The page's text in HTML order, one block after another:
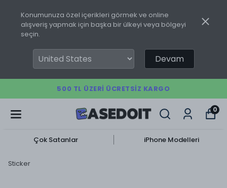
Konumunuza özel içerikleri görmek ve online
alışveriş yapmak için başka bir ülkeyi veya bölgeyi
seçin.
Devam
500 TL ÜZERI ÜCRETSIZ KARGO
0
Çok Satanlar iPhone Modelleri
Sticker